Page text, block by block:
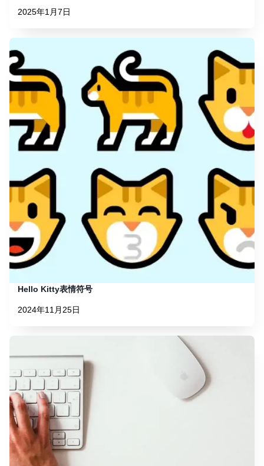
2025年1月7日
Hello Kitty表情符号
2024年11月25日